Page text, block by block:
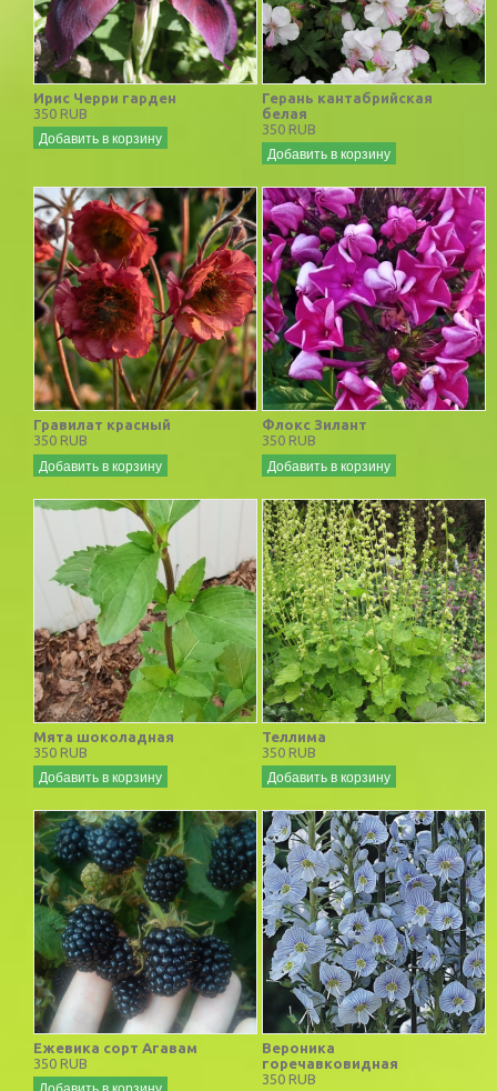
Ирис Черри гарден
350 RUB
Добавить в корзину
Герань кантабрийская
белая
350 RUB
Добавить в корзину
Гравилат красный
350 RUB
Добавить в корзину
Флокс Зилант
350 RUB
Добавить в корзину
Мята шоколадная
350 RUB
Добавить в корзину
Теллима
350 RUB
Добавить в корзину
Ежевика сорт Агавам
350 RUB
Вероника
горечавковидная
350 RUB